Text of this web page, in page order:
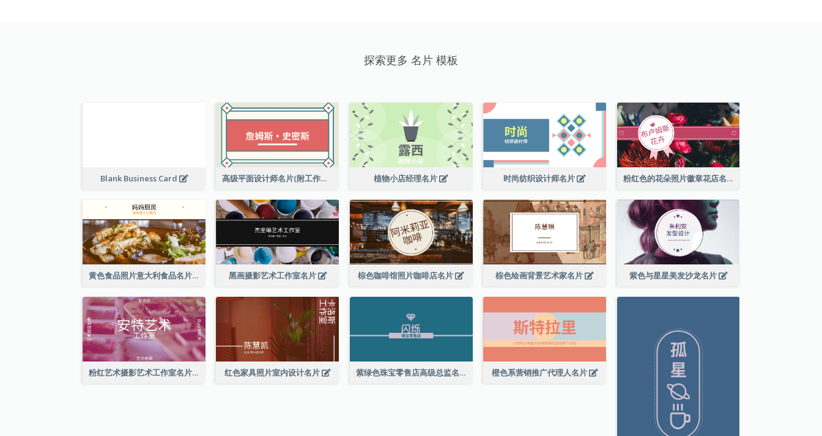
探索更多 名片 模板
Blank Business Card 高级平面设计师名片(附工作室地址) 植物小店经理名片 时尚纺织设计师名片 粉红色的花朵照片徽章花店名片
黄色食品照片意大利食品名片 黑画摄影艺术工作室名片 棕色咖啡馆照片咖啡店名片 棕色绘画背景艺术家名片 紫色与星星美发沙龙名片
粉红艺术摄影艺术工作室名片 红色家具照片室内设计名片 紫绿色珠宝零售店高级总监名片 橙色系营销推广代理人名片